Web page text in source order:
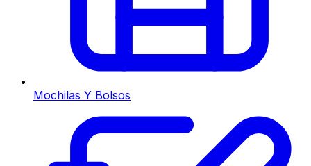
Mochilas Y Bolsos